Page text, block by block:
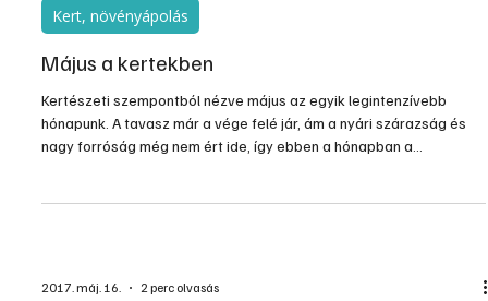
Kert, növényápolás
Május a kertekben
Kertészeti szempontból nézve május az egyik legintenzívebb
hónapunk. A tavasz már a vége felé jár, ám a nyári szárazság és
nagy forróság még nem ért ide, így ebben a hónapban a
2017. máj. 16. 2 perc olvasás